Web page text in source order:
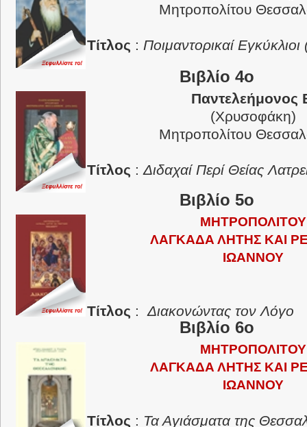
Μητροπολίτου
Τίτλος : Ποιμαντορικαί
Βιβλίο 4ο
Παντελεήμονος
(Χρυσοφάκη)
Μητροπολίτου
Τίτλος : Διδαχαί Περί Θείας
Βιβλίο 5ο
ΜΗΤΡΟΠΟΛΙΤΟΥ
ΛΑΓΚΑΔΑ ΛΗΤΗΣ ΚΑΙ
ΙΩΑΝΝΟΥ
Τίτλος : Διακονώντας τον Λόγο
Βιβλίο 6ο
ΜΗΤΡΟΠΟΛΙΤΟΥ
ΛΑΓΚΑΔΑ ΛΗΤΗΣ ΚΑΙ
ΙΩΑΝΝΟΥ
Τίτλος : Τα Αγιάσματα της